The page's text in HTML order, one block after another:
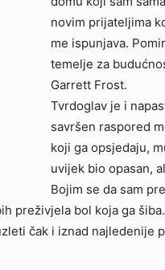
novim prijateljima
me ispunjava.
temelje za
Garrett Frost.
Tvrdoglav je i
savršen raspored
koji ga opsjedaju,
uvijek bio opasan,
Bojim se da sam
preživjela bol koja ga
čak i iznad najledenije